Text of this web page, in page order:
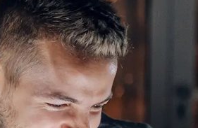
Serviços Profissionais de Dados e IA
Dados e IA AWS
Dados e IA Azure
Atlas Dedalus